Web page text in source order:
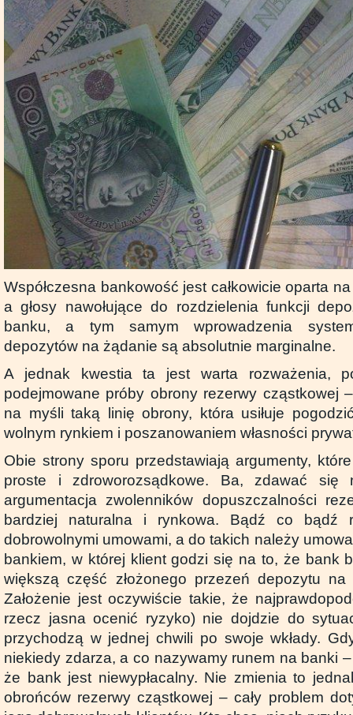
Współczesna bankowość jest całkowicie oparta
a głosy nawołujące do rozdzielenia funkcji
banku, a tym samym wprowadzenia
depozytów na żądanie są absolutnie marginalne.
A jednak kwestia ta jest warta rozważenia,
podejmowane próby obrony rezerwy cząstkowej
na myśli taką linię obrony, która usiłuje
wolnym rynkiem i poszanowaniem własności
Obie strony sporu przedstawiają argumenty,
proste i zdroworozsądkowe. Ba, zdawać
argumentacja zwolenników dopuszczalności
bardziej naturalna i rynkowa. Bądź co bądź
dobrowolnymi umowami, a do takich należy
bankiem, w której klient godzi się na to, że bank
większą część złożonego przezeń depozytu na
Założenie jest oczywiście takie, że
rzecz jasna ocenić ryzyko) nie dojdzie do
przychodzą w jednej chwili po swoje wkłady.
niekiedy zdarza, a co nazywamy runem na banki
że bank jest niewypłacalny. Nie zmienia to
obrońców rezerwy cząstkowej – cały problem